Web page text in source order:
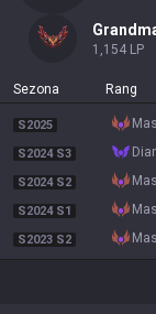
1,154 LP
Sezona Rang
S2025
S2024 S3
S2024 S2
S2024 S1
S2023 S2